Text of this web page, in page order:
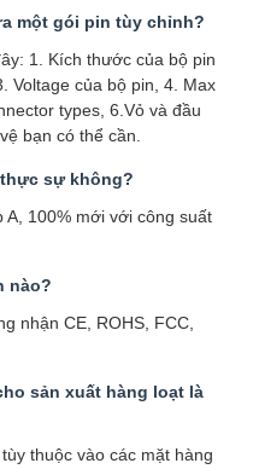
một gói pin tùy chỉnh?
1. Kích thước của bộ pin
Voltage của bộ pin, 4. Max
types, 6.Vỏ và đầu
bạn có thể cần.
sự không?
100% mới với công suất
nào?
nhận CE, ROHS, FCC,
sản xuất hàng loạt là
thuộc vào các mặt hàng